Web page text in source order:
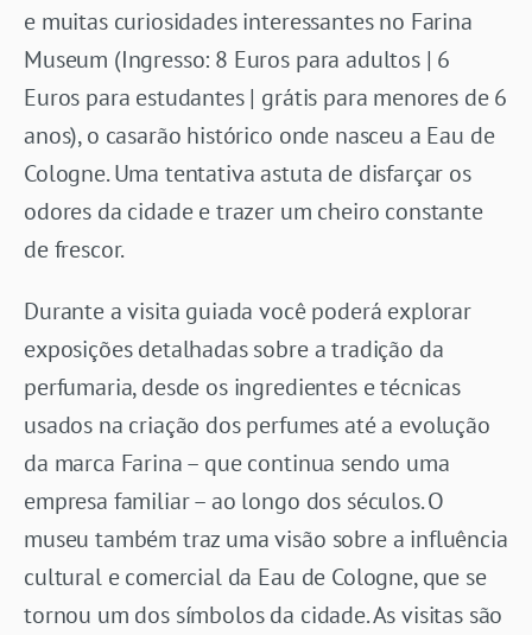
e muitas curiosidades interessantes no Farina
Museum (Ingresso: 8 Euros para adultos | 6
Euros para estudantes | grátis para menores de 6
anos), o casarão histórico onde nasceu a Eau de
Cologne. Uma tentativa astuta de disfarçar os
odores da cidade e trazer um cheiro constante
de frescor.
Durante a visita guiada você poderá explorar
exposições detalhadas sobre a tradição da
perfumaria, desde os ingredientes e técnicas
usados na criação dos perfumes até a evolução
da marca Farina – que continua sendo uma
empresa familiar – ao longo dos séculos. O
museu também traz uma visão sobre a influência
cultural e comercial da Eau de Cologne, que se
tornou um dos símbolos da cidade. As visitas são